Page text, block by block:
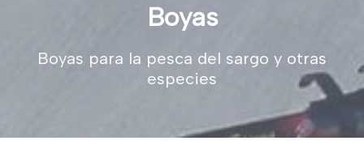
Boyas
Boyas para la pesca del sargo y otras
especies